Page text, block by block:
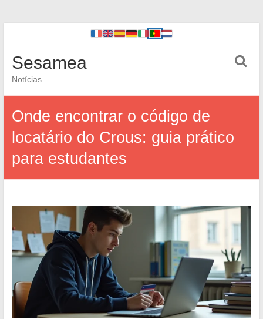
Sesamea
Notícias
Onde encontrar o código de
locatário do Crous: guia prático
para estudantes